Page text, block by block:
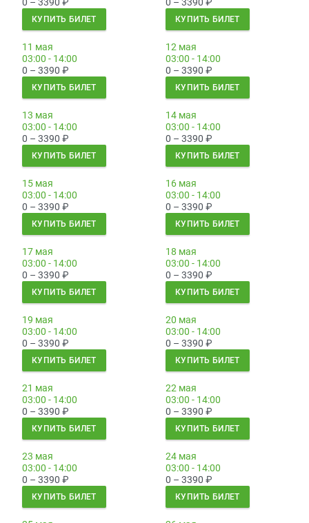
0 – 3390 ₽
КУПИТЬ БИЛЕТ
0 – 3390 ₽
КУПИТЬ БИЛЕТ
11 мая
03:00 - 14:00
0 – 3390 ₽
КУПИТЬ БИЛЕТ
12 мая
03:00 - 14:00
0 – 3390 ₽
КУПИТЬ БИЛЕТ
13 мая
03:00 - 14:00
0 – 3390 ₽
КУПИТЬ БИЛЕТ
14 мая
03:00 - 14:00
0 – 3390 ₽
КУПИТЬ БИЛЕТ
15 мая
03:00 - 14:00
0 – 3390 ₽
КУПИТЬ БИЛЕТ
16 мая
03:00 - 14:00
0 – 3390 ₽
КУПИТЬ БИЛЕТ
17 мая
03:00 - 14:00
0 – 3390 ₽
КУПИТЬ БИЛЕТ
18 мая
03:00 - 14:00
0 – 3390 ₽
КУПИТЬ БИЛЕТ
19 мая
03:00 - 14:00
0 – 3390 ₽
КУПИТЬ БИЛЕТ
20 мая
03:00 - 14:00
0 – 3390 ₽
КУПИТЬ БИЛЕТ
21 мая
03:00 - 14:00
0 – 3390 ₽
КУПИТЬ БИЛЕТ
22 мая
03:00 - 14:00
0 – 3390 ₽
КУПИТЬ БИЛЕТ
23 мая
03:00 - 14:00
0 – 3390 ₽
КУПИТЬ БИЛЕТ
24 мая
03:00 - 14:00
0 – 3390 ₽
КУПИТЬ БИЛЕТ